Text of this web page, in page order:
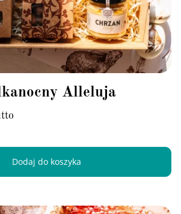
Alleluja
Dodaj do koszyka